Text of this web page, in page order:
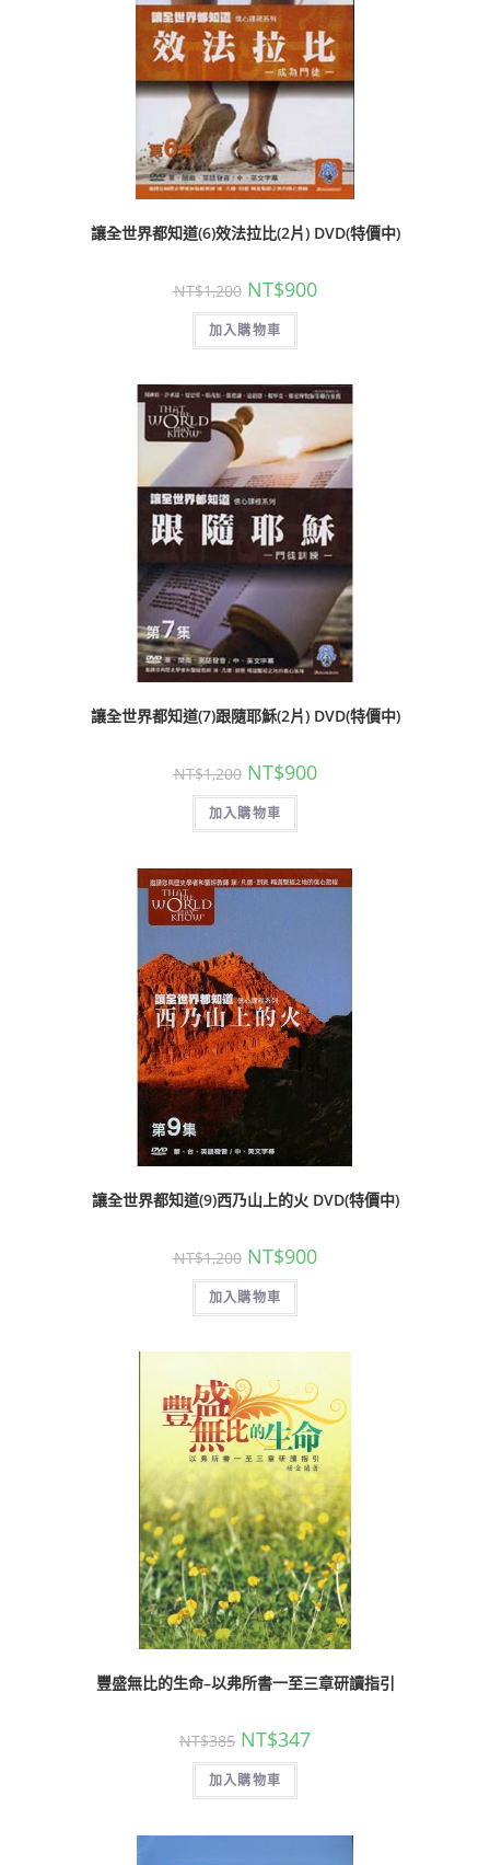
讓全世界都知道(6)效法拉比(2片) DVD(特價中)
NT$1,200 NT$900
加入購物車
讓全世界都知道(7)跟隨耶穌(2片) DVD(特價中)
NT$1,200 NT$900
加入購物車
讓全世界都知道(9)西乃山上的火 DVD(特價中)
NT$1,200 NT$900
加入購物車
豐盛無比的生命–以弗所書一至三章研讀指引
NT$385 NT$347
加入購物車